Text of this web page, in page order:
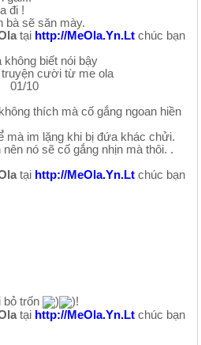
đi !
bà sẽ săn mày.
tại http://MeOla.Yn.Lt chúc bạn
không biết nói bậy
thích mà cố gắng ngoan hiền
mà im lặng khi bị đứa khác chửi.
nó sẽ cố gắng nhịn mà thôi. .
tại http://MeOla.Yn.Lt chúc bạn
bỏ trốn
)
)!
tại http://MeOla.Yn.Lt chúc bạn